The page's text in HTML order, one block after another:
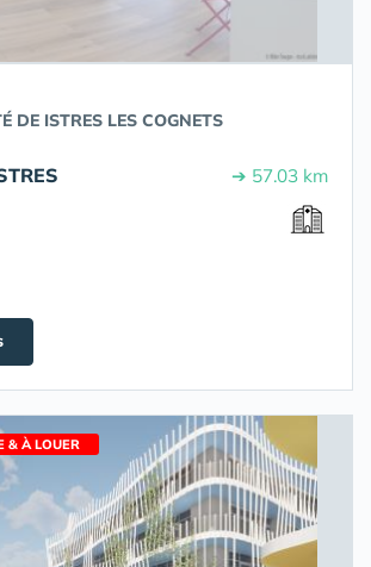
DE ISTRES LES COGNETS
➔ 57.03 km
& À LOUER